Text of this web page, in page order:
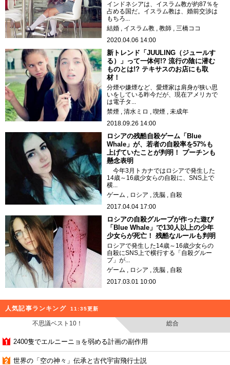
インドネシアは、イスラム教が約87％を
占める国だ。イスラム教は、婚前交渉は
もちろ...
結婚
イスラム教 教師
三橋ココ
2020.04.06 14:00
新トレンド「JUULING（ジュールす
る）」って一体何!? 流行の陰に潜む
ものとは!? テキサスのお店にも取
材！
分煙や嫌煙など、愛煙家は肩身が狭い思
いをしている昨今だが、現在アメリカで
は電子タ...
禁煙
清水ミロ 喫煙
未成年
2018.09.26 14:00
ロシアの残酷自殺ゲーム「Blue
Whale」が、若者の自殺率を57%も
上げていたことが判明！ プーチンも
懸念表明
今年3月トカナではロシアで発生した
14歳～16歳少女らの自殺に、SNS上で
横...
ゲーム
ロシア 洗脳
自殺
2017.04.04 17:00
ロシアの自殺グループが作った遊び
「Blue Whale」で130人以上の少年
少女らが死亡！ 残酷なルールも判明
ロシアで発生した14歳～16歳少女らの
自殺にSNS上で横行する「自殺グルー
プ」が...
ゲーム
ロシア 洗脳
自殺
2017.03.01 10:00
人気記事ランキング 11:35更新
不思議ベスト10！ 総合
2400隻でエルニーニョを弱める計画の副作用
世界の「空の神々」伝承と古代宇宙飛行士説